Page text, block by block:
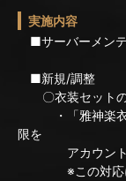
実施内容
■サーバーメン
■新規/調整
〇衣装セットの
・「雅神楽衣装
限を
アカウント限定
※この対応によ